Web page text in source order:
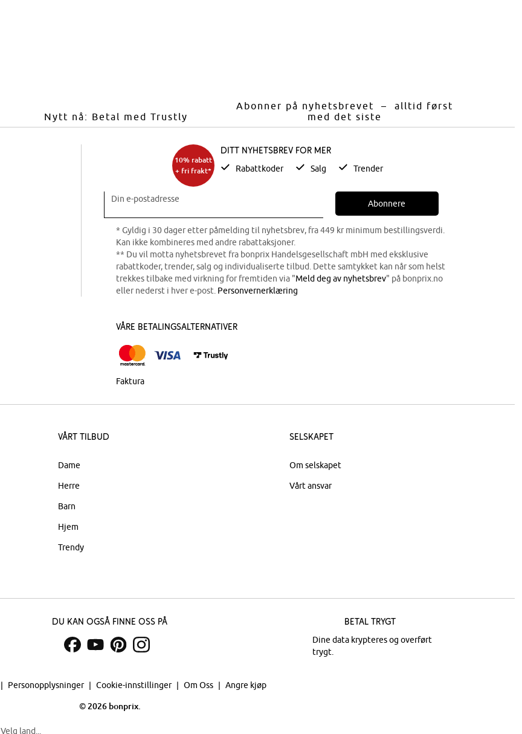
Nytt nå: Betal med Trustly
Abonner på nyhetsbrevet – alltid først
med det siste
10% rabatt
+ fri frakt*
Ditt nyhetsbrev for mer
Rabattkoder Salg Trender
Din e-postadresse Abonnere
* Gyldig i 30 dager etter påmelding til nyhetsbrev, fra 449 kr minimum bestillingsverdi.
Kan ikke kombineres med andre rabattaksjoner.
** Du vil motta nyhetsbrevet fra bonprix Handelsgesellschaft mbH med eksklusive
rabattkoder, trender, salg og individualiserte tilbud. Dette samtykket kan når som helst
trekkes tilbake med virkning for fremtiden via "Meld deg av nyhetsbrev" på bonprix.no
eller nederst i hver e-post. Personvernerklæring
Våre betalingsalternativer
Faktura
Vårt tilbud
Dame
Herre
Barn
Hjem
Trendy
Selskapet
Om selskapet
Vårt ansvar
Du kan også finne oss på Betal trygt
Dine data krypteres og overført
trygt.
Personopplysninger Cookie-innstillinger Om Oss Angre kjøp
© 2026 bonprix.
Velg land...